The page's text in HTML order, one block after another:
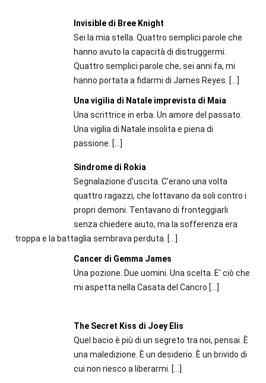
Invisible di Bree Knight
Sei la mia stella. Quattro semplici parole che
hanno avuto la capacità di distruggermi.
Quattro semplici parole che, sei anni fa, mi
hanno portata a fidarmi di James Reyes. […]
Una vigilia di Natale imprevista di Maia
Una scrittrice in erba. Un amore del passato.
Una vigilia di Natale insolita e piena di
passione. […]
Sindrome di Rokia
Segnalazione d'uscita. C’erano una volta
quattro ragazzi, che lottavano da soli contro i
propri demoni. Tentavano di fronteggiarli
senza chiedere aiuto, ma la sofferenza era
troppa e la battaglia sembrava perduta. […]
Cancer di Gemma James
Una pozione. Due uomini. Una scelta. E' ciò che
mi aspetta nella Casata del Cancro […]
The Secret Kiss di Joey Elis
Quel bacio è più di un segreto tra noi, pensai. È
una maledizione. È un desiderio. È un brivido di
cui non riesco a liberarmi. […]